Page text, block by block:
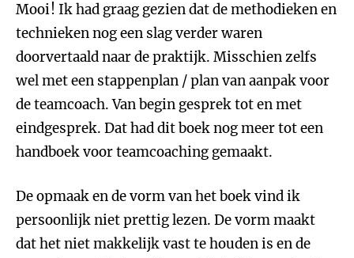
Mooi! Ik had graag gezien dat de methodieken en
technieken nog een slag verder waren
doorvertaald naar de praktijk. Misschien zelfs
wel met een stappenplan / plan van aanpak voor
de teamcoach. Van begin gesprek tot en met
eindgesprek. Dat had dit boek nog meer tot een
handboek voor teamcoaching gemaakt.
De opmaak en de vorm van het boek vind ik
persoonlijk niet prettig lezen. De vorm maakt
dat het niet makkelijk vast te houden is en de